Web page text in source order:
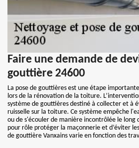
Faire une demande de
gouttière 24600
La pose de gouttières est une étape
lors de la rénovation de la toiture.
système de gouttières destiné à collecter et à
ruisselle sur la toiture. Ce système empêche
ou de s'écouler de manière incontrôlée le long
pour rôle protéger la maçonnerie et d’éviter
de gouttière Vanxains varie en fonction des